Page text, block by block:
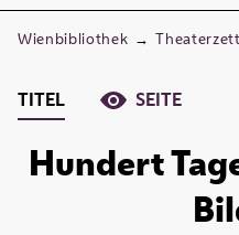
Wienbibliothek →
TITEL SEITE
Hundert